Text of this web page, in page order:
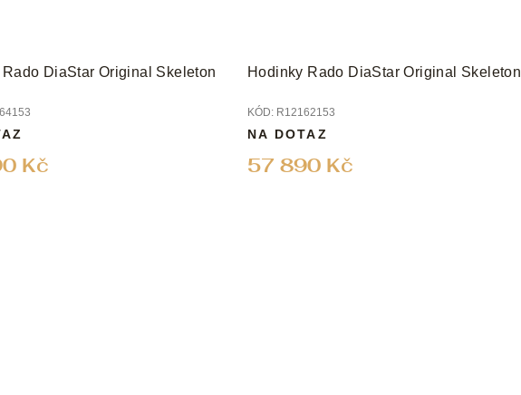
Rado DiaStar Original Skeleton
Kč
Hodinky Rado DiaStar Original Skeleton
KÓD: R12162153
57 890 Kč
NA DOTAZ